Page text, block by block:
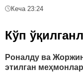
Кеча 23:24
Кўп
Роналду ва
этилган